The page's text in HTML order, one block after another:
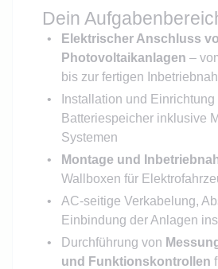
Dein
Elektrischer Anschluss
Photovoltaikanlagen –
bis zur fertigen
Installation und
Batteriespeicher inklusive
Systemen
Montage und
Wallboxen für
AC-seitige Verkabelung,
Einbindung der Anlagen
Durchführung von
und Funktionskontrollen